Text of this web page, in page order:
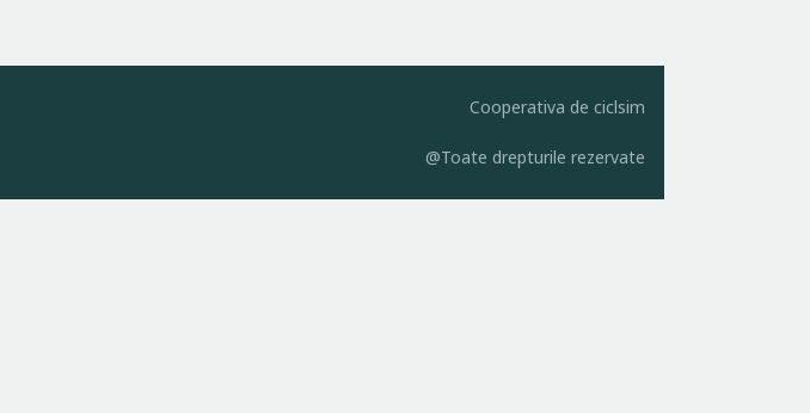
Cooperativa de ciclsim
@Toate drepturile rezervate